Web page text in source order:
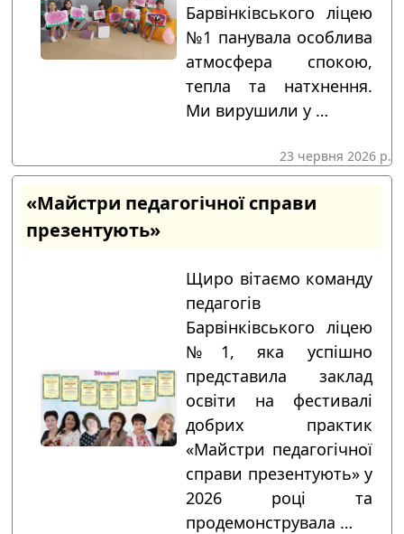
Барвінківського ліцею
№1 панувала особлива
атмосфера спокою,
тепла та натхнення.
Ми вирушили у …
23 червня 2026 р.
«Майстри педагогічної справи
презентують»
Щиро вітаємо команду
педагогів
Барвінківського ліцею
№1, яка успішно
представила заклад
освіти на фестивалі
добрих практик
«Майстри педагогічної
справи презентують» у
2026 році та
продемонструвала …